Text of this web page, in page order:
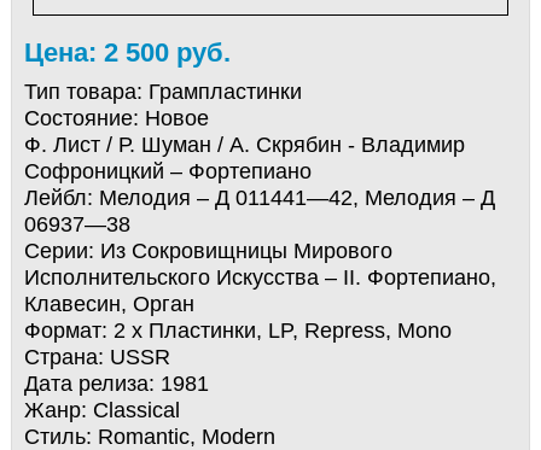
Цена: 2 500 руб.
Тип товара: Грампластинки
Состояние: Новое
Ф. Лист / Р. Шуман / А. Скрябин - Владимир
Софроницкий – Фортепиано
Лейбл: Мелодия – Д 011441—42, Мелодия – Д
06937—38
Серии: Из Сокровищницы Мирового
Исполнительского Искусства – II. Фортепиано,
Клавесин, Орган
Формат: 2 x Пластинки, LP, Repress, Mono
Страна: USSR
Дата релиза: 1981
Жанр: Classical
Стиль: Romantic, Modern